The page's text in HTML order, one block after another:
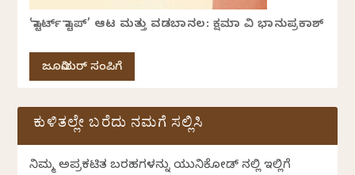
‘ಸ್ಟಾರ್ಟ್ ಸ್ಟಾಪ್’ ಆಟ ಮತ್ತು ವಡಬಾನಲ: ಕ್ಷಮಾ ವಿ ಭಾನುಪ್ರಕಾಶ್
ಜೂನಿಯರ್ ಸಂಪಿಗೆ
ಕುಳಿತಲ್ಲೇ ಬರೆದು ನಮಗೆ ಸಲ್ಲಿಸಿ
ನಿಮ್ಮ ಅಪ್ರಕಟಿತ ಬರಹಗಳನ್ನು ಯುನಿಕೋಡ್ ನಲ್ಲಿ ಇಲ್ಲಿಗೆ